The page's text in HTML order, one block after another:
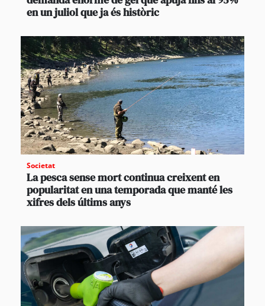
en un juliol que ja és històric
Societat
La pesca sense mort continua creixent en
popularitat en una temporada que manté les
xifres dels últims anys